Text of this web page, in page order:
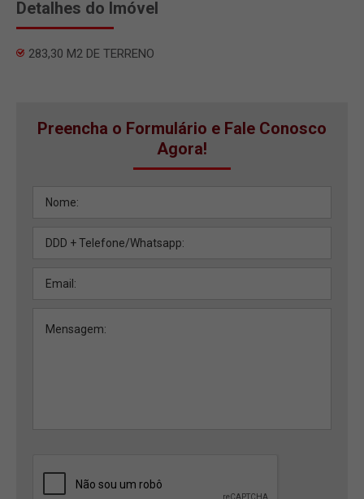
Detalhes do Imóvel
283,30 M2 DE TERRENO
Preencha o Formulário e Fale Conosco
Agora!